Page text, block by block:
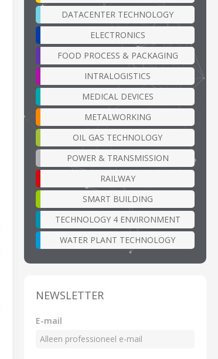
DATACENTER TECHNOLOGY
ELECTRONICS
FOOD PROCESS & PACKAGING
INTRALOGISTICS
MEDICAL DEVICES
METALWORKING
OIL GAS TECHNOLOGY
POWER & TRANSMISSION
RAILWAY
SMART BUILDING
TECHNOLOGY 4 ENVIRONMENT
WATER PLANT TECHNOLOGY
NEWSLETTER
E-mail